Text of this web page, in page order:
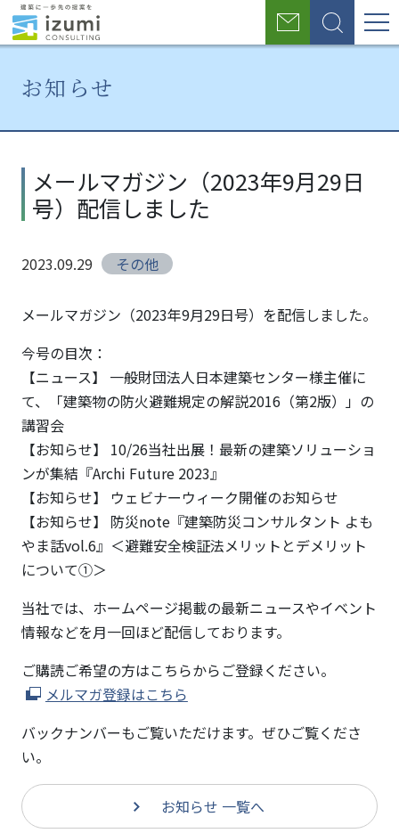
グ
ロ
ー
ビ
ゲ
シ
ョ
ン
お
問
検
索
お知らせ
ら
せ
ン
（2023
号）配
した
メールマガジン（2023年9月29日
号）配信しました
2023.09.29 その他
メールマガジン（2023年9月29日号）を配信しました。
今号の目次：
【ニュース】 一般財団法人日本建築センター様主催に
て、「建築物の防火避難規定の解説2016（第2版）」の
講習会
【お知らせ】 10/26当社出展！最新の建築ソリューショ
ンが集結『Archi Future 2023』
【お知らせ】 ウェビナーウィーク開催のお知らせ
【お知らせ】 防災note『建築防災コンサルタント よも
やま話vol.6』＜避難安全検証法メリットとデメリット
について➀＞
当社では、ホームページ掲載の最新ニュースやイベント
情報などを月一回ほど配信しております。
ご購読ご希望の方はこちらからご登録ください。
メルマガ登録はこちら
バックナンバーもご覧いただけます。ぜひご覧くださ
い。
お知らせ 一覧へ